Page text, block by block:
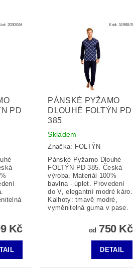
20300/M
PD
Kč
Kód: 34988/S
PÁNSKÉ PYŽAMO
DLOUHÉ FOLTÝN PD
385
Skladem
Značka: FOLTÝN
Pánské Pyžamo Dlouhé
FOLTÝN PD 385. Česká
výroba. Materiál 100%
bavlna - úplet. Provedení
do V, elegantní modré káro.
Kalhoty: tmavě modré,
vyměnitelná guma v pase.
od 750 Kč
DETAIL